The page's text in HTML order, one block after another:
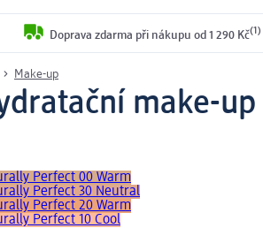
Doprava zdarma při nákupu od 1 290 Kč(1)
Make-up
make-
Perfect 00 Warm
Perfect 30 Neutral
Perfect 20 Warm
Perfect 10 Cool